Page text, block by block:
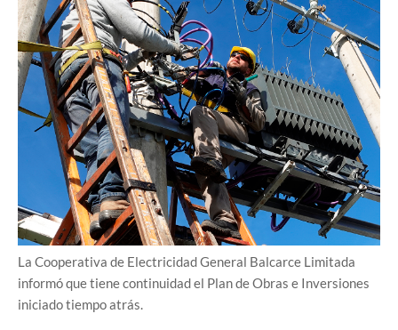
La Cooperativa de Electricidad General Balcarce Limitada
informó que tiene continuidad el Plan de Obras e Inversiones
iniciado tiempo atrás.